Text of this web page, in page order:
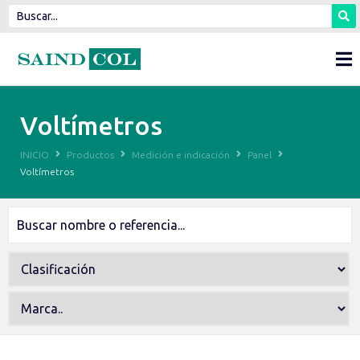
Voltímetros
INICIO Productos Medición e indicación
Panel
Voltímetros